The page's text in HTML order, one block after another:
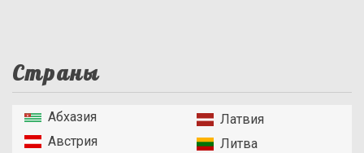
Страны
Абхазия
Австрия
Латвия
Литва